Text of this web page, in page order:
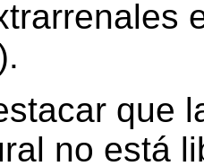
que
no está